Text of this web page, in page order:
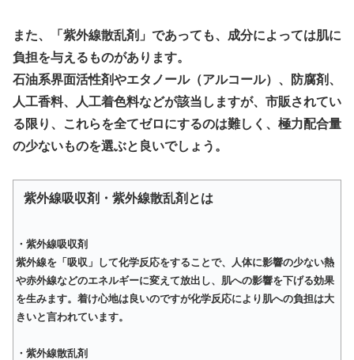
また、「紫外線散乱剤」であっても、成分によっては肌に
負担を与えるものがあります。
石油系界面活性剤やエタノール（アルコール）、防腐剤、
人工香料、人工着色料などが該当しますが、市販されてい
る限り、これらを全てゼロにするのは難しく、極力配合量
の少ないものを選ぶと良いでしょう。
紫外線吸収剤・紫外線散乱剤とは
・紫外線吸収剤
紫外線を「吸収」して化学反応をすることで、人体に影響の少ない熱
や赤外線などのエネルギーに変えて放出し、肌への影響を下げる効果
を生みます。着け心地は良いのですが化学反応により肌への負担は大
きいと言われています。
・紫外線散乱剤